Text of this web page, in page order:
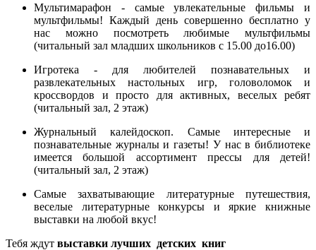
Мультимарафон - самые увлекательные фильмы и
мультфильмы! Каждый день совершенно бесплатно у
нас можно посмотреть любимые мультфильмы
(читальный зал младших школьников с 15.00 до16.00)
Игротека - для любителей познавательных и
развлекательных настольных игр, головоломок и
кроссвордов и просто для активных, веселых ребят
(читальный зал, 2 этаж)
Журнальный калейдоскоп. Самые интересные и
познавательные журналы и газеты! У нас в библиотеке
имеется большой ассортимент прессы для детей!
(читальный зал, 2 этаж)
Самые захватывающие литературные путешествия,
веселые литературные конкурсы и яркие книжные
выставки на любой вкус!
Тебя ждут выставки лучших детских книг